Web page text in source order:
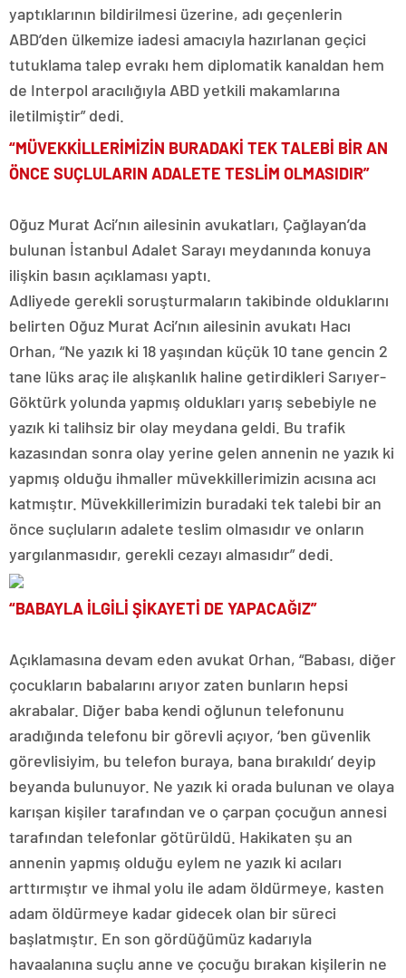
yaptıklarının bildirilmesi üzerine, adı geçenlerin
ABD’den ülkemize iadesi amacıyla hazırlanan geçici
tutuklama talep evrakı hem diplomatik kanaldan hem
de Interpol aracılığıyla ABD yetkili makamlarına
iletilmiştir” dedi.
“MÜVEKKİLLERİMİZİN BURADAKİ TEK TALEBİ BİR AN
ÖNCE SUÇLULARIN ADALETE TESLİM OLMASIDIR”
Oğuz Murat Aci’nın ailesinin avukatları, Çağlayan’da
bulunan İstanbul Adalet Sarayı meydanında konuya
ilişkin basın açıklaması yaptı.
Adliyede gerekli soruşturmaların takibinde olduklarını
belirten Oğuz Murat Aci’nın ailesinin avukatı Hacı
Orhan, “Ne yazık ki 18 yaşından küçük 10 tane gencin 2
tane lüks araç ile alışkanlık haline getirdikleri Sarıyer-
Göktürk yolunda yapmış oldukları yarış sebebiyle ne
yazık ki talihsiz bir olay meydana geldi. Bu trafik
kazasından sonra olay yerine gelen annenin ne yazık ki
yapmış olduğu ihmaller müvekkillerimizin acısına acı
katmıştır. Müvekkillerimizin buradaki tek talebi bir an
önce suçluların adalete teslim olmasıdır ve onların
yargılanmasıdır, gerekli cezayı almasıdır” dedi.
“BABAYLA İLGİLİ ŞİKAYETİ DE YAPACAĞIZ”
Açıklamasına devam eden avukat Orhan, “Babası, diğer
çocukların babalarını arıyor zaten bunların hepsi
akrabalar. Diğer baba kendi oğlunun telefonunu
aradığında telefonu bir görevli açıyor, ‘ben güvenlik
görevlisiyim, bu telefon buraya, bana bırakıldı’ deyip
beyanda bulunuyor. Ne yazık ki orada bulunan ve olaya
karışan kişiler tarafından ve o çarpan çocuğun annesi
tarafından telefonlar götürüldü. Hakikaten şu an
annenin yapmış olduğu eylem ne yazık ki acıları
arttırmıştır ve ihmal yolu ile adam öldürmeye, kasten
adam öldürmeye kadar gidecek olan bir süreci
başlatmıştır. En son gördüğümüz kadarıyla
havaalanına suçlu anne ve çocuğu bırakan kişilerin ne